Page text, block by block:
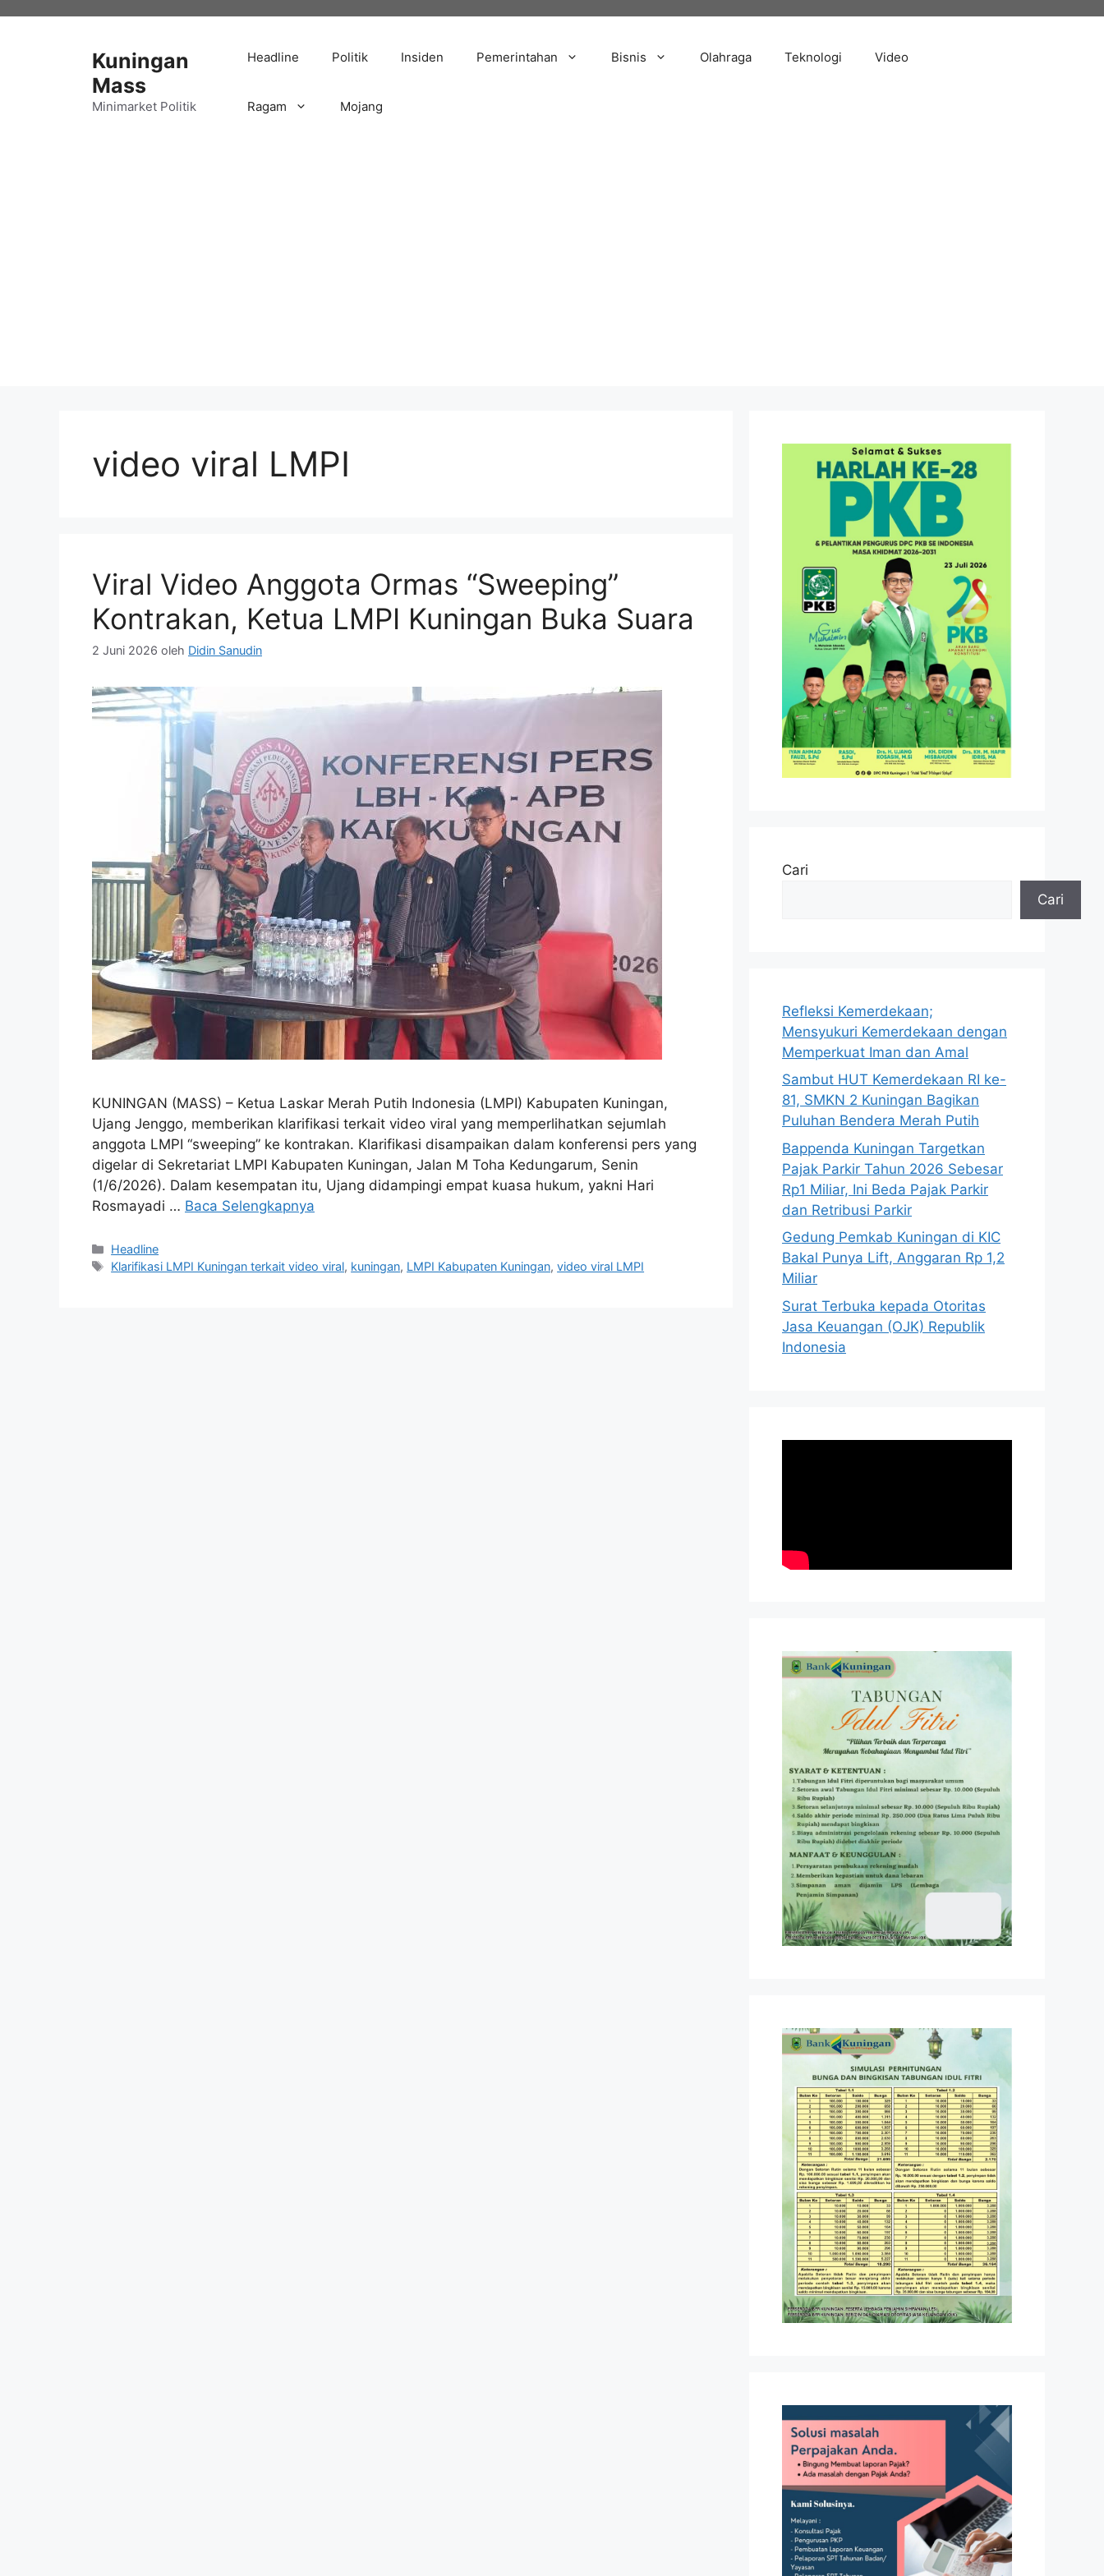
Kuningan
Mass
Minimarket Politik
Headline Politik Insiden Pemerintahan Bisnis Olahraga Teknologi Video
Ragam Mojang
video viral LMPI
Viral Video Anggota Ormas “Sweeping”
Kontrakan, Ketua LMPI Kuningan Buka Suara
2 Juni 2026 oleh Didin Sanudin
KUNINGAN (MASS) – Ketua Laskar Merah Putih Indonesia (LMPI) Kabupaten Kuningan,
Ujang Jenggo, memberikan klarifikasi terkait video viral yang memperlihatkan sejumlah
anggota LMPI “sweeping” ke kontrakan. Klarifikasi disampaikan dalam konferensi pers yang
digelar di Sekretariat LMPI Kabupaten Kuningan, Jalan M Toha Kedungarum, Senin
(1/6/2026). Dalam kesempatan itu, Ujang didampingi empat kuasa hukum, yakni Hari
Rosmayadi … Baca Selengkapnya
Kategori
Headline
Tag
Klarifikasi LMPI Kuningan terkait video viral, kuningan, LMPI Kabupaten Kuningan,video viral LMPI
Cari
Cari
Refleksi Kemerdekaan;
Mensyukuri Kemerdekaan dengan
Memperkuat Iman dan Amal
Sambut HUT Kemerdekaan RI ke-
81, SMKN 2 Kuningan Bagikan
Puluhan Bendera Merah Putih
Bappenda Kuningan Targetkan
Pajak Parkir Tahun 2026 Sebesar
Rp1 Miliar, Ini Beda Pajak Parkir
dan Retribusi Parkir
Gedung Pemkab Kuningan di KIC
Bakal Punya Lift, Anggaran Rp 1,2
Miliar
Surat Terbuka kepada Otoritas
Jasa Keuangan (OJK) Republik
Indonesia